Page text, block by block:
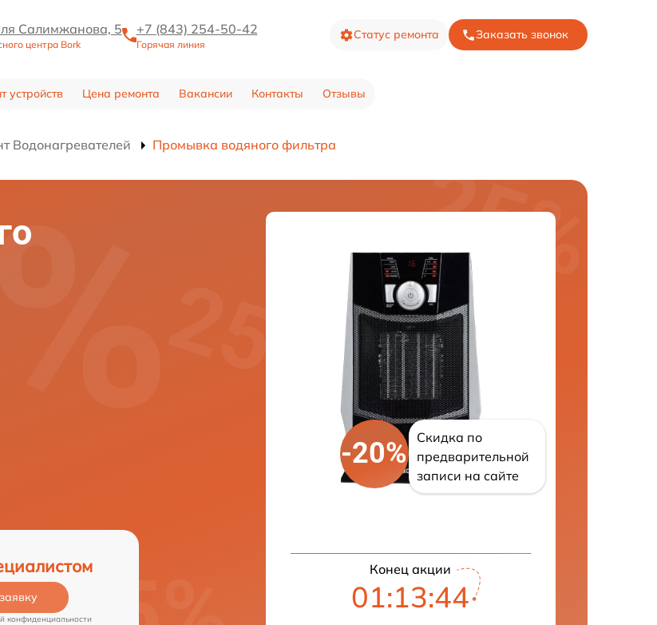
Салимжанова, 5
центра Bork
+7 (843) 254-50-42
Горячая линия
Статус ремонта Заказать звонок
устройств Цена ремонта Вакансии Контакты Отзывы
Водонагревателей Промывка водяного фильтра
конфиденциальности
-20%
Скидка по
предварительной
записи на сайте
Конец акции
01:13:43